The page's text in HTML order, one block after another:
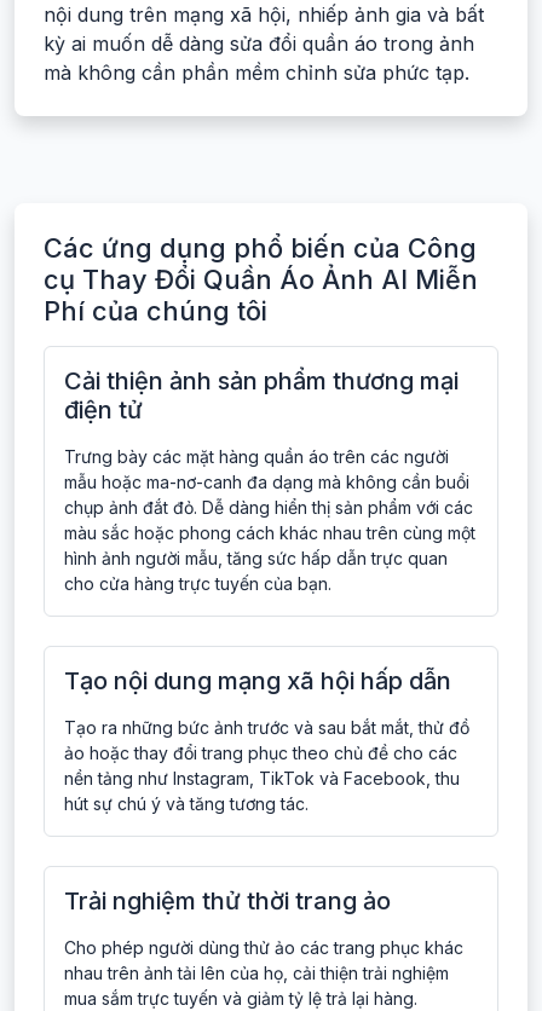
nội dung trên mạng xã hội, nhiếp ảnh gia và bất
kỳ ai muốn dễ dàng sửa đổi quần áo trong ảnh
mà không cần phần mềm chỉnh sửa phức tạp.
Các ứng dụng phổ biến của Công
cụ Thay Đổi Quần Áo Ảnh AI Miễn
Phí của chúng tôi
Cải thiện ảnh sản phẩm thương mại
điện tử
Trưng bày các mặt hàng quần áo trên các người
mẫu hoặc ma-nơ-canh đa dạng mà không cần buổi
chụp ảnh đắt đỏ. Dễ dàng hiển thị sản phẩm với các
màu sắc hoặc phong cách khác nhau trên cùng một
hình ảnh người mẫu, tăng sức hấp dẫn trực quan
cho cửa hàng trực tuyến của bạn.
Tạo nội dung mạng xã hội hấp dẫn
Tạo ra những bức ảnh trước và sau bắt mắt, thử đồ
ảo hoặc thay đổi trang phục theo chủ đề cho các
nền tảng như Instagram, TikTok và Facebook, thu
hút sự chú ý và tăng tương tác.
Trải nghiệm thử thời trang ảo
Cho phép người dùng thử ảo các trang phục khác
nhau trên ảnh tải lên của họ, cải thiện trải nghiệm
mua sắm trực tuyến và giảm tỷ lệ trả lại hàng.